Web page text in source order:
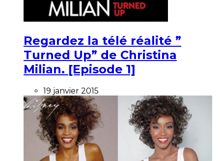
Regardez la télé réalité ”
Turned Up” de Christina
Milian. [Episode 1]
19 janvier 2015